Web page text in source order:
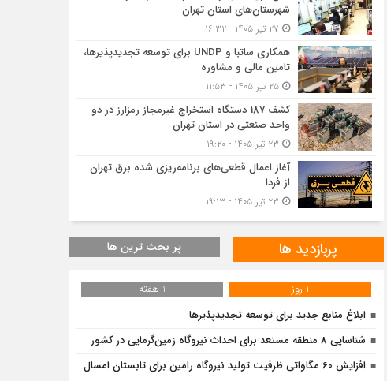
شهرستان‌های استان تهران
همکاری ساتبا و UNDP برای توسعه تجدیدپذیرها،
تامین مالی و مشاوره
۲۵ تیر ۱۴۰۵ - ۱۱:۵۳
کشف 187 دستگاه استخراج غیرمجاز رمزارز در دو
واحد صنعتی در استان تهران
آغاز اعمال قطعی‌های برنامه‌ریزی شده برق تهران
از فردا
پربازدید ها پر بحث ترین ها
1 روز
1 هفته
ابلاغ منابع جدید برای توسعه تجدیدپذیرها
شناسایی 8 منطقه مستعد برای احداث نیروگاه زمین‌گرمایی در کشور
افزایش 60 مگاواتی ظرفیت تولید نیروگاه رامین برای تابستان امسال